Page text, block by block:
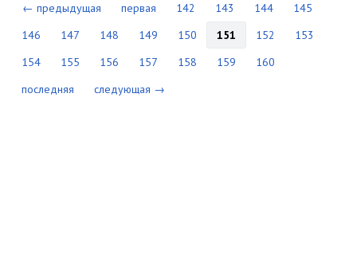
← предыдущая первая 142 143 144
145
146
147 148 149 150 151 152
153
154
155 156 157 158 159
160
последняя
следующая →